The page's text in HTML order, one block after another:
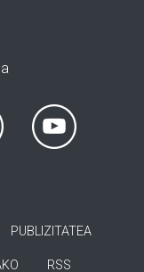
PUBLIZITATEA
RSS